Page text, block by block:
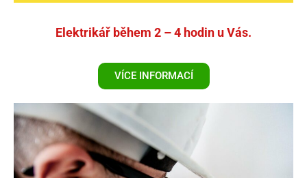
Elektrikář během 2 – 4 hodin u Vás.
VÍCE INFORMACÍ